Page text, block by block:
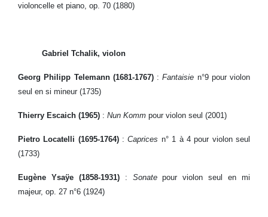
violoncelle et piano, op. 70 (1880)
Gabriel Tchalik, violon
Georg Philipp Telemann (1681-1767):Fantaisie n°9 pour violon
seul en si mineur (1735)
Thierry Escaich (1965) : Nun Komm pour violon seul (2001)
Pietro Locatelli (1695-1764):Caprices n° 1 à 4 pour violon seul
(1733)
Eugène Ysaÿe (1858-1931): Sonatepour violon seul en mi
majeur, op. 27 n°6 (1924)